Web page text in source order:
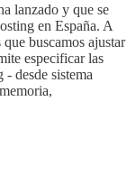
lanzado y que se
en España. A
buscamos ajustar
especificar las
- desde sistema